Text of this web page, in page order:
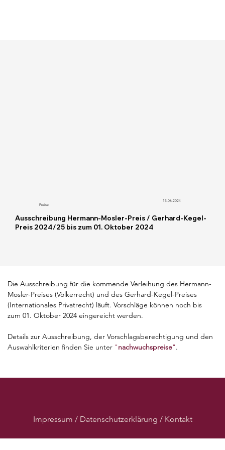
Ausschreibung Hermann-Mosler-Preis / Gerhard-Kegel-
Preis 2024/25 bis zum 01. Oktober 2024
Preise
15.06.2024
Die Ausschreibung für die kommende Verleihung des Hermann-
Mosler-Preises (Völkerrecht) und des Gerhard-Kegel-Preises
(Internationales Privatrecht) läuft. Vorschläge können noch bis
zum 01. Oktober 2024 eingereicht werden.
Details zur Ausschreibung, der Vorschlagsberechtigung und den
Auswahlkriterien finden Sie unter "nachwuchspreise".
Impressum / Datenschutzerklärung / Kontakt